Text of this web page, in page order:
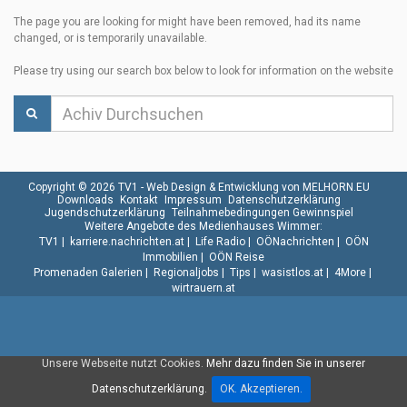
The page you are looking for might have been removed, had its name
changed, or is temporarily unavailable.
Please try using our search box below to look for information on the website
Unsere Webseite nutzt Cookies. Mehr dazu finden Sie in unserer
Datenschutzerklärung.
OK. Akzeptieren.
Copyright © 2026 TV1 - Web Design & Entwicklung von MELHORN.EU
Downloads
Kontakt Impressum
Datenschutzerklärung
Jugendschutzerklärung Teilnahmebedingungen Gewinnspiel
Weitere Angebote des Medienhauses Wimmer:
TV1
karriere.nachrichten.at| Life Radio| OÖNachrichten
OÖN
Immobilien
OÖN Reise
Promenaden Galerien
Regionaljobs Tips wasistlos.at| 4More|
wirtrauern.at